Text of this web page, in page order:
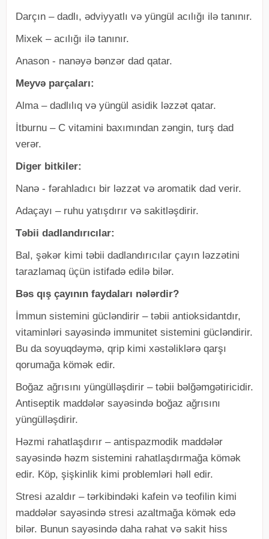
Darçın – dadlı, ədviyyatlı və yüngül acılığı ilə tanınır.
Mixek – acılığı ilə tanınır.
Anason - nanəyə bənzər dad qatar.
Meyvə parçaları:
Alma – dadlılıq və yüngül asidik ləzzət qatar.
İtburnu – C vitamini baxımından zəngin, turş dad
verər.
Diger bitkiler:
Nanə - fərahladıcı bir ləzzət və aromatik dad verir.
Adaçayı – ruhu yatışdırır və sakitləşdirir.
Təbii dadlandırıcılar:
Bal, şəkər kimi təbii dadlandırıcılar çayın ləzzətini
tarazlamaq üçün istifadə edilə bilər.
Bəs qış çayının faydaları nələrdir?
İmmun sistemini gücləndirir – təbii antioksidantdır,
vitaminləri sayəsində immunitet sistemini gücləndirir.
Bu da soyuqdəymə, qrip kimi xəstəliklərə qarşı
qorumağa kömək edir.
Boğaz ağrısını yüngülləşdirir – təbii bəlğəmgətiricidir.
Antiseptik maddələr sayəsində boğaz ağrısını
yüngülləşdirir.
Həzmi rahatlaşdırır – antispazmodik maddələr
sayəsində həzm sistemini rahatlaşdırmağa kömək
edir. Köp, şişkinlik kimi problemləri həll edir.
Stresi azaldır – tərkibindəki kafein və teofilin kimi
maddələr sayəsində stresi azaltmağa kömək edə
bilər. Bunun sayəsində daha rahat və sakit hiss